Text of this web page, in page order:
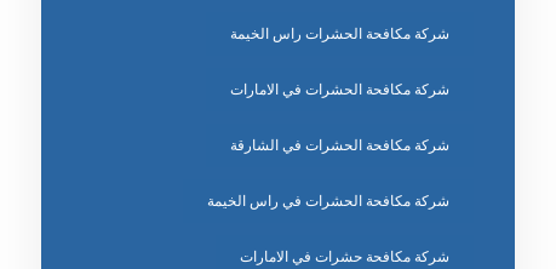
شركة مكافحة الحشرات راس الخيمة
شركة مكافحة الحشرات في الامارات
شركة مكافحة الحشرات في الشارقة
شركة مكافحة الحشرات في راس الخيمة
شركة مكافحة حشرات في الامارات